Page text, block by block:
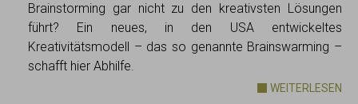
Brainstorming gar nicht zu den kreativsten Lösungen
führt? Ein neues, in den USA entwickeltes
Kreativitätsmodell – das so genannte Brainswarming –
schafft hier Abhilfe.
WEITERLESEN